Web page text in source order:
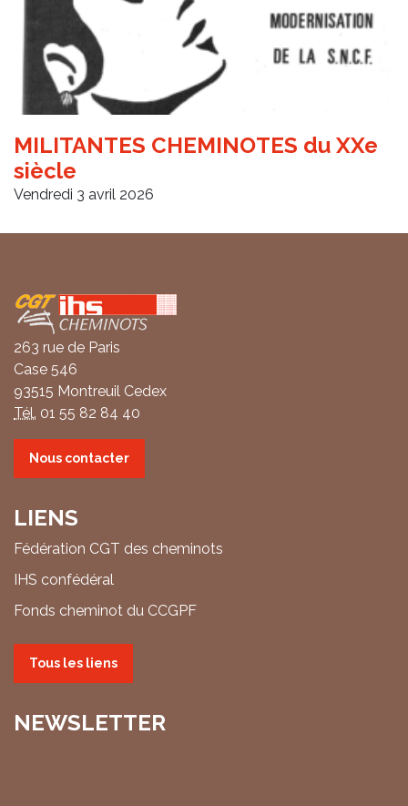
MILITANTES CHEMINOTES du XXe
siècle
Vendredi 3 avril 2026
Coordonnées
263 rue de Paris
Case 546
93515 Montreuil Cedex
Tél. 01 55 82 84 40
Nous contacter
LIENS
Fédération CGT des cheminots
IHS confédéral
Fonds cheminot du CCGPF
Tous les liens
NEWSLETTER